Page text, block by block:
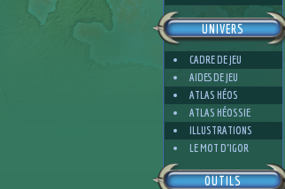
UNIVERS
CADRE DE JEU
AIDES DE JEU
ATLAS HÉOS
ATLAS HÉOSSIE
ILLUSTRATIONS
LE MOT D'IGOR
OUTILS